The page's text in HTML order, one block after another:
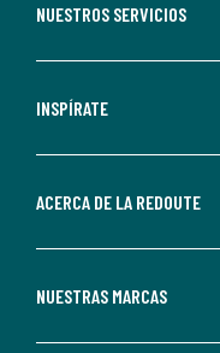
NUESTROS SERVICIOS
INSPÍRATE
ACERCA DE LA REDOUTE
NUESTRAS MARCAS